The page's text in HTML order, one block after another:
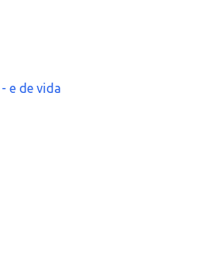
e de vida